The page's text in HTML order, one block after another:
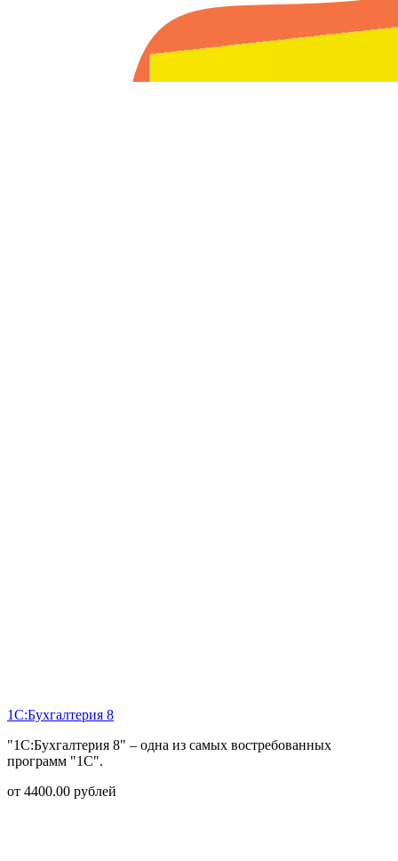
1С:Бухгалтерия 8
"1С:Бухгалтерия 8" – одна из самых востребованных
программ "1С".
от 4400.00 рублей